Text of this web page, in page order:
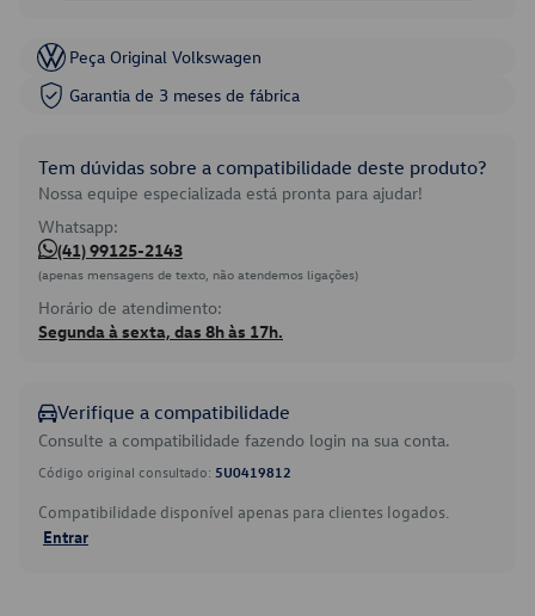
Peça Original Volkswagen
Garantia de 3 meses de fábrica
Tem dúvidas sobre a compatibilidade deste produto?
Nossa equipe especializada está pronta para ajudar!
Whatsapp:
(41) 99125-2143
(apenas mensagens de texto, não atendemos ligações)
Horário de atendimento:
Segunda à sexta, das 8h às 17h.
Verifique a compatibilidade
Consulte a compatibilidade fazendo login na sua conta.
Código original consultado: 5U0419812
Compatibilidade disponível apenas para clientes logados.
Entrar